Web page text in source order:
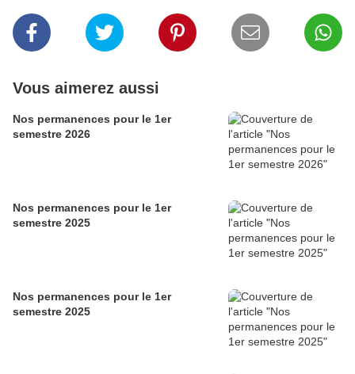
Vous aimerez aussi
Nos permanences pour le 1er
semestre 2026
Nos permanences pour le 1er
semestre 2025
Nos permanences pour le 1er
semestre 2025